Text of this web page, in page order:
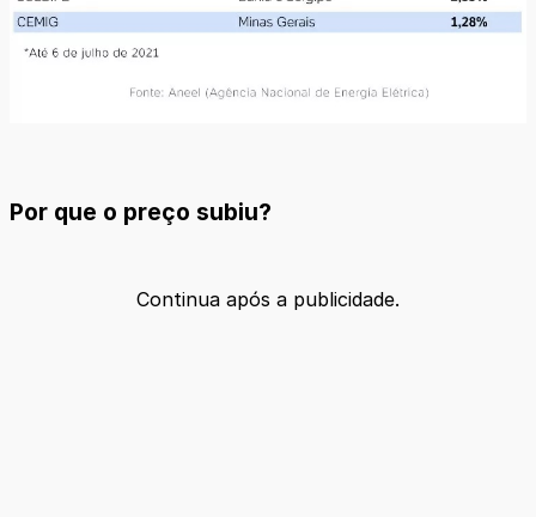
Por que o preço subiu?
Continua após a publicidade.